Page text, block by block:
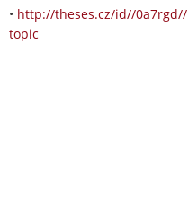
• http://theses.cz/id//0a7rgd//
topic